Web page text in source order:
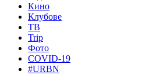
Кино
Клубове
ТВ
Trip
Фото
COVID-19
#URBN